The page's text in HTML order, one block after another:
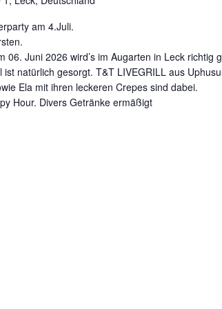
am 4.Juli.
06. Juni 2026 wird’s im Augarten in Leck richtig
ist natürlich gesorgt. T&T LIVEGRILL aus
Ela mit ihren leckeren Crepes sind dabei.
Hour. Divers Getränke ermäßigt